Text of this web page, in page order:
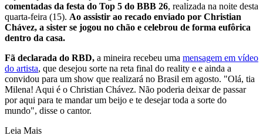
comentadas da festa do Top 5 do BBB 26, realizada na noite desta
quarta-feira (15). Ao assistir ao recado enviado por Christian
Chávez, a sister se jogou no chão e celebrou de forma eufôrica
dentro da casa.
Fã declarada do RBD, a mineira recebeu uma mensagem em vídeo
do artista, que desejou sorte na reta final do reality e e ainda a
convidou para um show que realizará no Brasil em agosto. "Olá, tia
Milena! Aqui é o Christian Chávez. Não poderia deixar de passar
por aqui para te mandar um beijo e te desejar toda a sorte do
mundo", disse o cantor.
Leia Mais